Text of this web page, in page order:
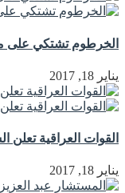
الخرطوم تشتكي على
يناير 18, 2017
القوات العراقية
يناير 18, 2017